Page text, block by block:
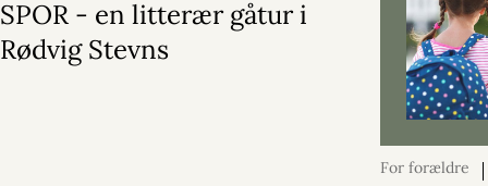
SPOR - en litterær gåtur i
Rødvig Stevns
For forældre